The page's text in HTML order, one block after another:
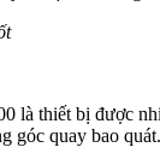
là thiết bị được
góc quay bao